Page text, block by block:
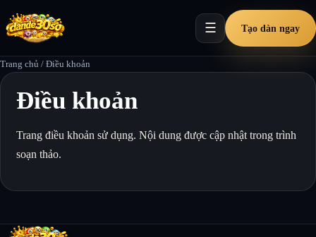
☰ Tạo dàn ngay
Trang chủ / Điều khoản
Điều khoản
Trang điều khoản sử dụng. Nội dung được cập nhật trong trình
soạn thảo.